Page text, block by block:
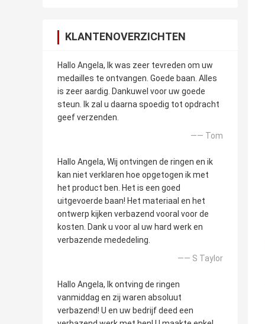
KLANTENOVERZICHTEN
Hallo Angela, Ik was zeer tevreden om uw
medailles te ontvangen. Goede baan. Alles
is zeer aardig. Dankuwel voor uw goede
steun. Ik zal u daarna spoedig tot opdracht
geef verzenden.
—— Tom
Hallo Angela, Wij ontvingen de ringen en ik
kan niet verklaren hoe opgetogen ik met
het product ben. Het is een goed
uitgevoerde baan! Het materiaal en het
ontwerp kijken verbazend vooral voor de
kosten. Dank u voor al uw hard werk en
verbazende mededeling.
—— S Taylor
Hallo Angela, Ik ontving de ringen
vanmiddag en zij waren absoluut
verbazend! U en uw bedrijf deed een